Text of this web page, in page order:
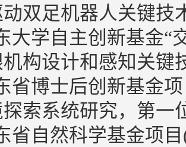
双足机器人关键技
大学自主创新基金“
构设计和感知关键
省博士后创新基金
探索系统研究，第一
省自然科学基金项